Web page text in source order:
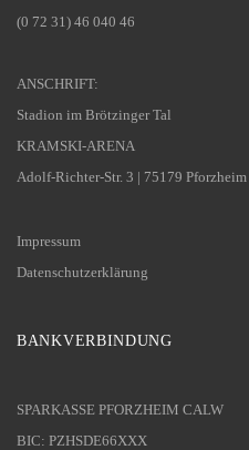
(0 72 31) 46 040 46
ANSCHRIFT:
Stadion im Brötzinger Tal
KRAMSKI-ARENA
Adolf-Richter-Str. 3 | 75179 Pforzheim
Impressum
Datenschutzerklärung
BANKVERBINDUNG
SPARKASSE PFORZHEIM CALW
BIC: PZHSDE66XXX